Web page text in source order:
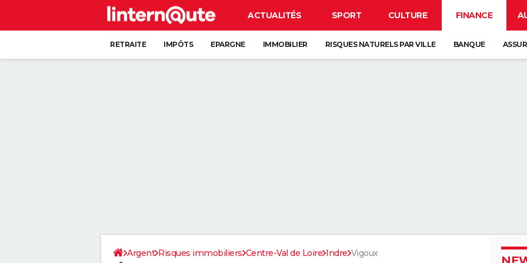
ACTUALITÉS SPORT CULTURE FINANCE
RETRAITE IMPÔTS EPARGNE IMMOBILIER RISQUES NATURELS PAR VILLE BANQUE
Argent Risques immobiliers Centre-Val de Loire Indre Vigoux